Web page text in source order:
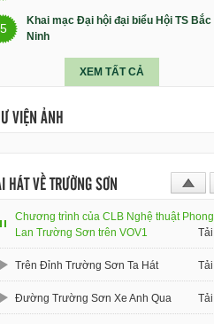
5
Khai mạc Đại hội đại biểu Hội TS Bắc
Ninh
XEM TẤT CẢ
VIỆN ẢNH
HÁT VỀ TRƯỜNG SƠN
Chương trình của CLB Nghệ thuật Phong
Lan Trường Sơn trên VOV1
Tải
Trên Đỉnh Trường Sơn Ta Hát Tải
Đường Trường Sơn Xe Anh Qua Tải